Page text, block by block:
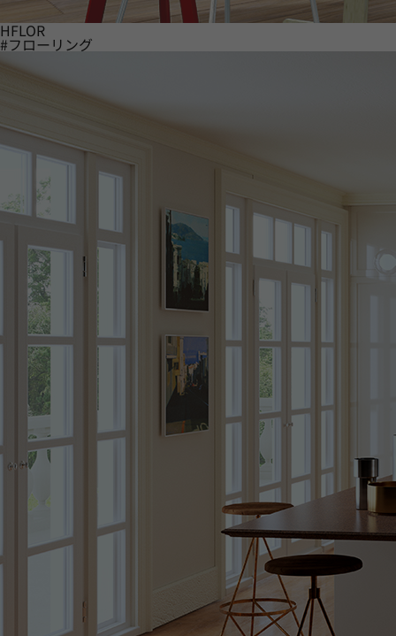
HFLOR
#フローリング